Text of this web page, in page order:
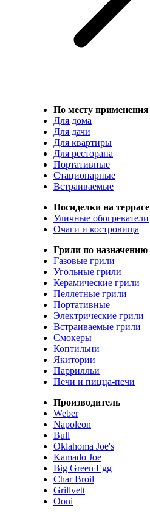
По месту применения
Для дома
Для дачи
Для квартиры
Для ресторана
Портативные
Стационарные
Встраиваемые
Посиделки на террасе
Уличные обогреватели
Очаги и костровища
Грили по назначению
Газовые грили
Угольные грили
Керамические грили
Пеллетные грили
Портативные
Электрические грили
Встраиваемые грили
Смокеры
Коптильни
Якитории
Паррилльи
Печи и пицца-печи
Производитель
Weber
Napoleon
Bull
Oklahoma Joe's
Kamado Joe
Big Green Egg
Char Broil
Grillvett
Ooni